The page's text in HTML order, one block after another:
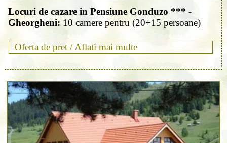
Locuri de cazare in Pensiune Gonduzo *** -
Gheorgheni: 10 camere pentru (20+15 persoane)
Oferta de pret / Aflati mai multe